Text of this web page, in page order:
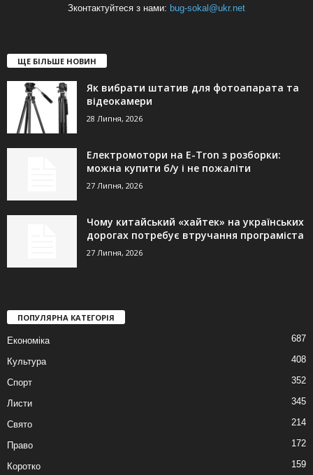
Зконтактуйтеся з нами: bug-sokal@ukr.net
ЩЕ БІЛЬШЕ НОВИН
Як вибрати штатив для фотоапарата та
відеокамери
28 Липня, 2026
Електромотори на E-Tron з розборки:
можна купити б/у і не пожаліти
27 Липня, 2026
Чому китайський «хайтек» на українських
дорогах потребує втручання програміста
27 Липня, 2026
ПОПУЛЯРНА КАТЕГОРІЯ
Економіка 687
Культура 408
Спорт 352
Листи 345
Свято 214
Право 172
Коротко 159